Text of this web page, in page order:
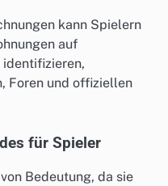
kann Spielern
auf
identifizieren,
Foren und offiziellen
für Spieler
Bedeutung, da sie